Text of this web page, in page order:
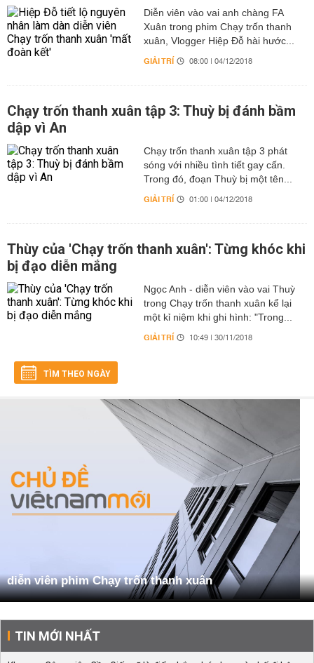
Diễn viên vào vai anh chàng FA
Xuân trong phim Chạy trốn thanh
xuân, Vlogger Hiệp Đỗ hài hước...
GIẢI TRÍ 08:00 | 04/12/2018
Chạy trốn thanh xuân tập 3: Thuỳ bị đánh bầm
dập vì An
Chạy trốn thanh xuân tập 3 phát
sóng với nhiều tình tiết gay cấn.
Trong đó, đoạn Thuỳ bị một tên...
GIẢI TRÍ 01:00 | 04/12/2018
Thùy của 'Chạy trốn thanh xuân': Từng khóc khi
bị đạo diễn mắng
Ngọc Anh - diễn viên vào vai Thuỳ
trong Chạy trốn thanh xuân kể lại
một kỉ niệm khi ghi hình: "Trong...
GIẢI TRÍ 10:49 | 30/11/2018
TÌM THEO NGÀY
diễn viên phim Chạy trốn thanh xuân
TIN MỚI NHẤT